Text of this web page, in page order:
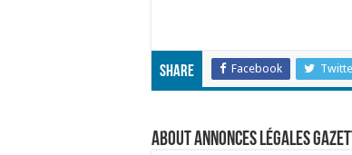
Share Facebook
About Annonces légales